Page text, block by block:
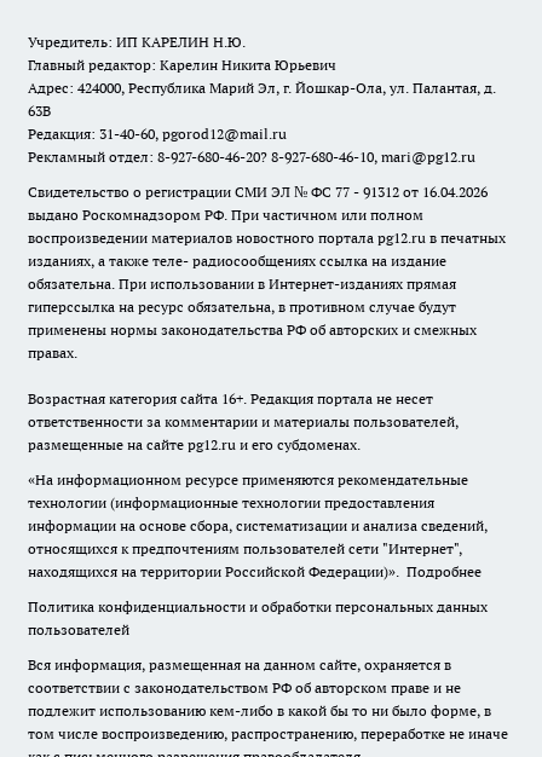
Учредитель: ИП КАРЕЛИН Н.Ю.
Главный редактор: Карелин Никита Юрьевич
Адрес: 424000, Республика Марий Эл, г. Йошкар-Ола, ул. Палантая, д.
63В
Редакция: 31-40-60, pgorod12@mail.ru
Рекламный отдел: 8-927-680-46-20? 8-927-680-46-10, mari@pg12.ru
Свидетельство о регистрации СМИ ЭЛ № ФС 77 - 91312 от 16.04.2026
выдано Роскомнадзором РФ. При частичном или полном
воспроизведении материалов новостного портала pg12.ru в печатных
изданиях, а также теле- радиосообщениях ссылка на издание
обязательна. При использовании в Интернет-изданиях прямая
гиперссылка на ресурс обязательна, в противном случае будут
применены нормы законодательства РФ об авторских и смежных
правах.
Возрастная категория сайта 16+. Редакция портала не несет
ответственности за комментарии и материалы пользователей,
размещенные на сайте pg12.ru и его субдоменах.
«На информационном ресурсе применяются рекомендательные
технологии (информационные технологии предоставления
информации на основе сбора, систематизации и анализа сведений,
относящихся к предпочтениям пользователей сети "Интернет",
находящихся на территории Российской Федерации)». Подробнее
Политика конфиденциальности и обработки персональных данных
пользователей
Вся информация, размещенная на данном сайте, охраняется в
соответствии с законодательством РФ об авторском праве и не
подлежит использованию кем-либо в какой бы то ни было форме, в
том числе воспроизведению, распространению, переработке не иначе